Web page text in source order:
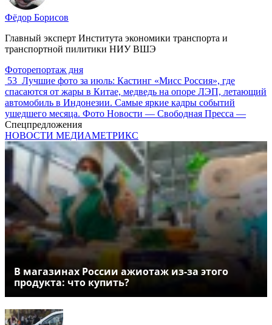
Фёдор Борисов
Главный эксперт Института экономики транспорта и
транспортной пилитики НИУ ВШЭ
Фоторепортаж дня
53 Лучшие фото за июль: Кастинг «Мисс Россия», где
спасаются от жары в Китае, медведь на опоре ЛЭП, летающий
автомобиль в Индонезии. Самые яркие кадры событий
ушедшего месяца. Фото Новости — Свободная Пресса —
Спецпредложения
НОВОСТИ МЕДИАМЕТРИКС
В магазинах России ажиотаж из-за этого
продукта: что купить?